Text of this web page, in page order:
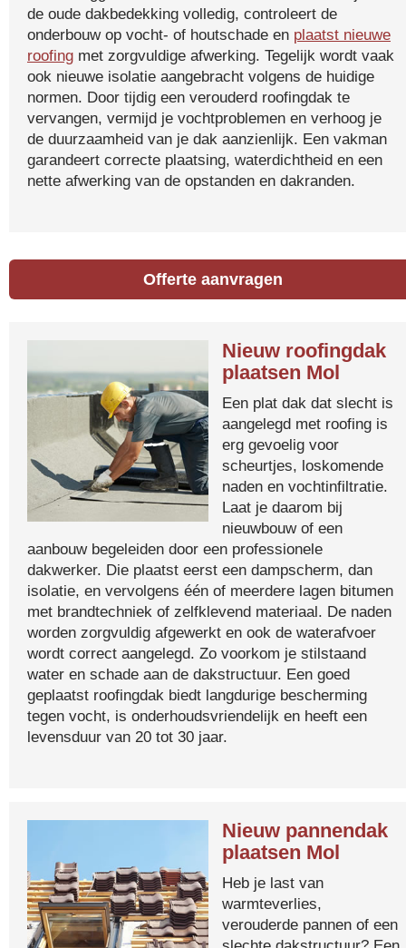
de oude dakbedekking volledig, controleert de
onderbouw op vocht- of houtschade en plaatst nieuwe
roofing met zorgvuldige afwerking. Tegelijk wordt vaak
ook nieuwe isolatie aangebracht volgens de huidige
normen. Door tijdig een verouderd roofingdak te
vervangen, vermijd je vochtproblemen en verhoog je
de duurzaamheid van je dak aanzienlijk. Een vakman
garandeert correcte plaatsing, waterdichtheid en een
nette afwerking van de opstanden en dakranden.
Offerte aanvragen
Nieuw roofingdak
plaatsen Mol
Een plat dak dat slecht is
aangelegd met roofing is
erg gevoelig voor
scheurtjes, loskomende
naden en vochtinfiltratie.
Laat je daarom bij
nieuwbouw of een
aanbouw begeleiden door een professionele
dakwerker. Die plaatst eerst een dampscherm, dan
isolatie, en vervolgens één of meerdere lagen bitumen
met brandtechniek of zelfklevend materiaal. De naden
worden zorgvuldig afgewerkt en ook de waterafvoer
wordt correct aangelegd. Zo voorkom je stilstaand
water en schade aan de dakstructuur. Een goed
geplaatst roofingdak biedt langdurige bescherming
tegen vocht, is onderhoudsvriendelijk en heeft een
levensduur van 20 tot 30 jaar.
Nieuw pannendak
plaatsen Mol
Heb je last van
warmteverlies,
verouderde pannen of een